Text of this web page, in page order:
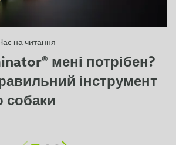
на читання
мені потрібен?
інструмент
собаки